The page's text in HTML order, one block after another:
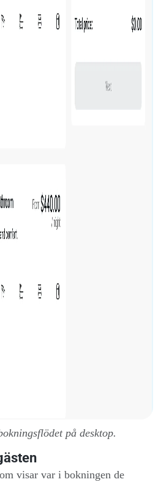
på desktop.
visar var i bokningen de